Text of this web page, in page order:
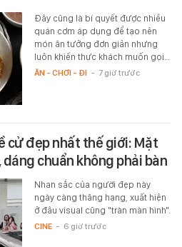
Đây cũng là bí quyết được nhiều
quán cơm áp dụng để tạo nên
món ăn tưởng đơn giản nhưng
luôn khiến thực khách muốn gọi…
ĂN - CHƠI - ĐI - 7 giờ trước
cử đẹp nhất thế giới: Mặt
chuẩn không phải bàn
Nhan sắc của người đẹp này
ngày càng thăng hạng, xuất hiện
ở đâu visual cũng "tràn màn hình".
CINE - 6 giờ trước